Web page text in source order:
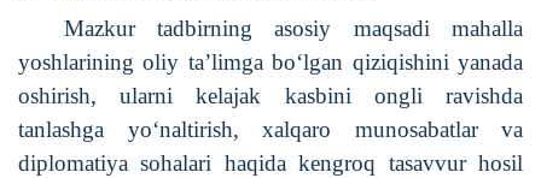
Mazkur tadbirning asosiy maqsadi mahalla
yoshlarining oliy ta’limga bo‘lgan qiziqishini yanada
oshirish, ularni kelajak kasbini ongli ravishda
tanlashga yo‘naltirish, xalqaro munosabatlar va
diplomatiya sohalari haqida kengroq tasavvur hosil